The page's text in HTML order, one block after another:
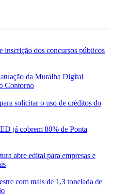
inscrição dos concursos públicos
da Muralha Digital
Contorno
solicitar o uso de créditos do
já cobrem 80% de Ponta
abre edital para empresas e
com mais de 1,3 tonelada de